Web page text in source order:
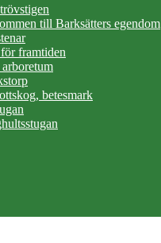
till Barksätters egendom
framtiden
betesmark